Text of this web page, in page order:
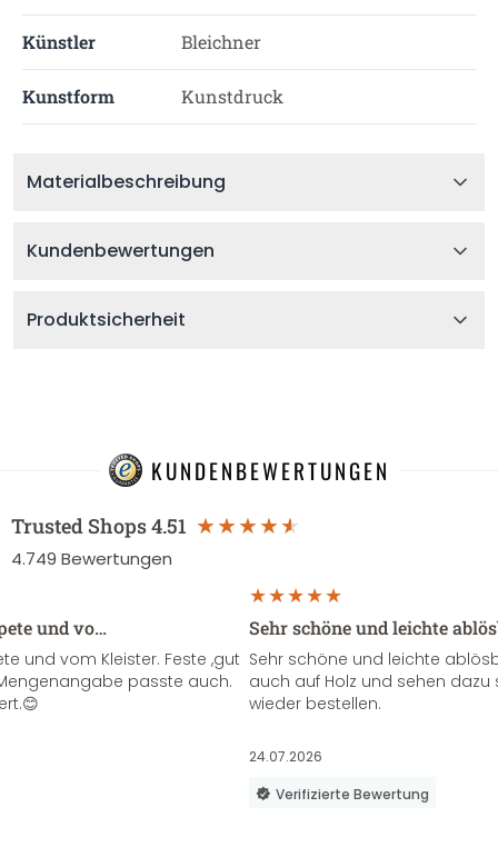
Künstler Bleichner
Kunstform Kunstdruck
Materialbeschreibung
Kundenbewertungen
Produktsicherheit
KUNDENBEWERTUNGEN
Trusted Shops4.51
4.749 Bewertungen
und vo…
und vom Kleister. Feste ,gut
passte auch.
Sehr schöne und leichte
Sehr schöne und leichte
auch auf Holz und sehen
wieder bestellen.
24.07.2026
Verifizierte Bewertung